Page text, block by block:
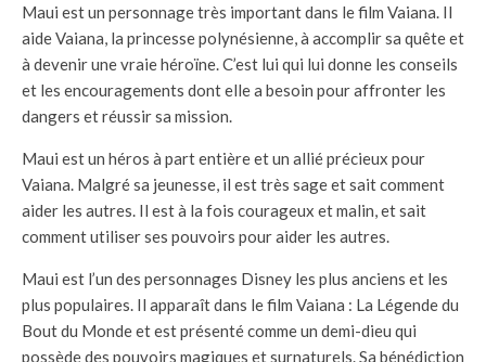
Maui est un personnage très important dans le film Vaiana. Il
aide Vaiana, la princesse polynésienne, à accomplir sa quête et
à devenir une vraie héroïne. C’est lui qui lui donne les conseils
et les encouragements dont elle a besoin pour affronter les
dangers et réussir sa mission.
Maui est un héros à part entière et un allié précieux pour
Vaiana. Malgré sa jeunesse, il est très sage et sait comment
aider les autres. Il est à la fois courageux et malin, et sait
comment utiliser ses pouvoirs pour aider les autres.
Maui est l’un des personnages Disney les plus anciens et les
plus populaires. Il apparaît dans le film Vaiana : La Légende du
Bout du Monde et est présenté comme un demi-dieu qui
possède des pouvoirs magiques et surnaturels. Sa bénédiction